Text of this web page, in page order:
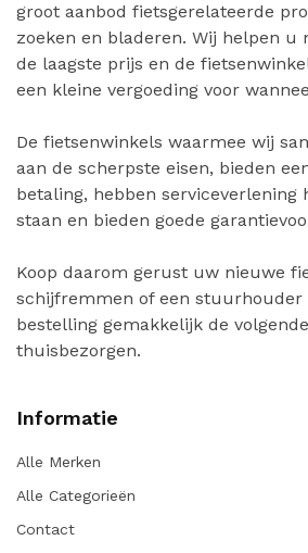
groot aanbod fietsgerelateerde
zoeken en bladeren. Wij helpen u
de laagste prijs en de
een kleine vergoeding voor
De fietsenwinkels waarmee wij
aan de scherpste eisen, bieden
betaling, hebben serviceverlening
staan en bieden goede
Koop daarom gerust uw nieuwe
schijfremmen of een
bestelling gemakkelijk de
thuisbezorgen.
Informatie
Alle Merken
Alle Categorieën
Contact